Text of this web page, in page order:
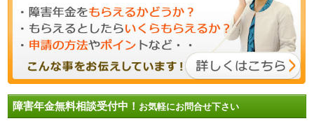
障害年金無料相談受付中！ お気軽にお問合せ下さい